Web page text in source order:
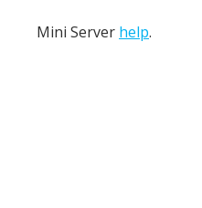
Mini Server help.